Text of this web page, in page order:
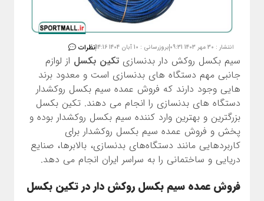
انتشار : 30 مهر 1403 09:31 بروزرسانی : 10 آبان 1404 14:16 نظرات
سیم بکسل روکش دار بدنسازی تکین بکسل از لوازم
جانبی مهم دستگاه های بدنسازی است و معدود برند
هایی وجود دارند که فروش عمده سیم بکسل روکشدار
دستگاه های بدنسازی را انجام می دهند. تکین بکسل
بزرگترین و بهترین وارد کننده سیم بکسل روکشدار بوده و
پخش و فروش عمده سیم بکسل روکشدار برای
کاربردهایی مانند دستگاه‌های بدنسازی، بالابرها، صنایع
دریایی و ساختمانی را به سراسر ایران انجام می دهد.
فروش عمده سیم بکسل روکش دار در تکین بکسل